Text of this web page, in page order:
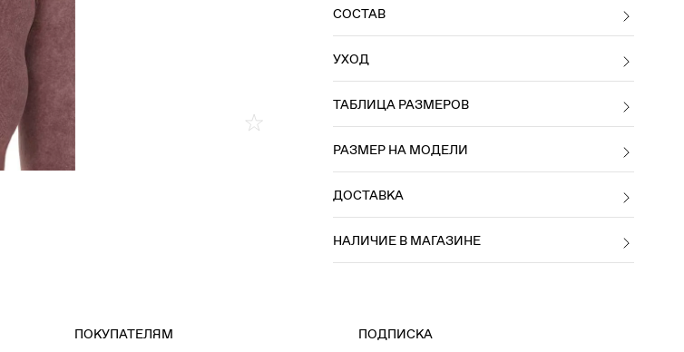
СОСТАВ
УХОД
ТАБЛИЦА РАЗМЕРОВ
РАЗМЕР НА МОДЕЛИ
ДОСТАВКА
НАЛИЧИЕ В МАГАЗИНЕ
ПОКУПАТЕЛЯМ
ПОДПИСКА